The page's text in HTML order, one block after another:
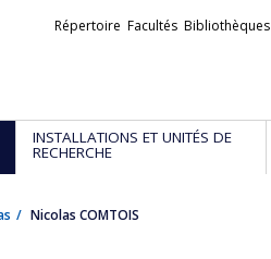
Liens
Répertoire Facultés Bibliothèques
INSTALLATIONS ET UNITÉS DE
RECHERCHE
Nicolas COMTOIS